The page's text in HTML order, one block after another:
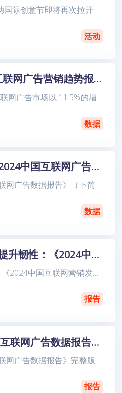
六月将至，戛纳国际创意节即将再次拉开帷幕。 今年议程已经发布。从整体内容来看，Oprah Winfrey将获颁LionHeart Award，Google、Patagonia、P&G会分享各自以
活动
2025 中国互联网广告营销趋势报告：AI 重构营销生态，短视频成增长新引擎
2025 年中国互联网广告市场以 11.5%的增速稳健增长，规模达 7257 亿元，标志着行业从流量扩张转向"深度价值创造"新阶段。2026年1月8日由中关村互动营销实验室联合
数据
重磅发布！2024中国互联网广告数据报告今日上午在北京发布
《2024中国互联网广告数据报告》（下简称“报告”）于今天上午（1月7日）在北京师范大学新闻传播学院京师大厦发布。《报告》由中关村互动营销实验室（简称“实验室”）联合德勤管理咨询、秒针营销科学院及
数据
聚同化异、提升韧性：《2024中国互联网营销发展报告》正式发布
9月25日下午，《2024中国互联网营销发展报告》蓝皮书（以下简称“报告”）发布会在北京师范大学新闻传播学院举行。报告由中关村互动营销实验室联合秒针营销科学院与北京师范
报告
《2023中国互联网广告数据报告》完整版
《2023中国互联网广告数据报告》完整版正式发布。 1月8日下午，《2023中 国互联网广告数据报告》（以下简称“《报告》”）及《2023中国互联网营销发展报告》（蓝皮书）发布暨研讨会同步在京师
报告